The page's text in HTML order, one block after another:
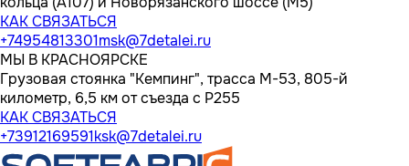
КАК СВЯЗАТЬСЯ
+74954813301msk@7detalei.ru
МЫ В КРАСНОЯРСКЕ
Грузовая стоянка "Кемпинг", трасса M-53, 805-й
километр, 6,5 км от съезда с Р255
КАК СВЯЗАТЬСЯ
+73912169591ksk@7detalei.ru